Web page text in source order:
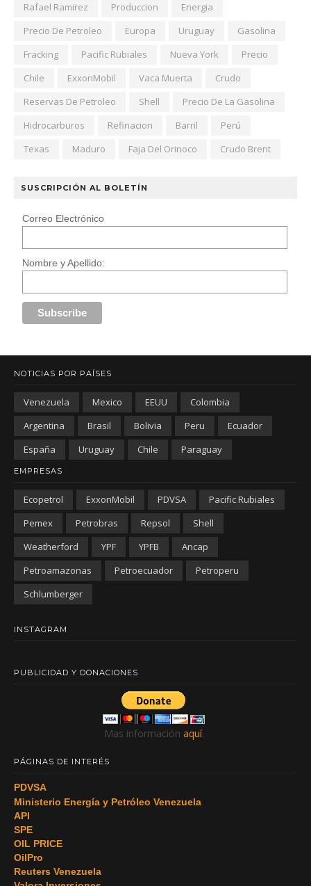
Rafael Ramirez
Produccion
Energia
Precio De Petroleo
Europa Uruguay
Gasolina
Fracking
Pacific Rubiales Nueva York
Precio
Chile
ExxonMobil Vaca Muerta
Crudo
Reservas De Petroleo
Shell
Precio De La Gasolina
Hidrocarburos
Refinacion Barril
Perú
Texas
Maduro Faja Del Orinoco Crudo Brent
SUSCRIPCIÓN AL BOLETÍN
Correo Electrónico
Nombre y Apellido:
NOTICIAS POR PAÍSES
Venezuela Mexico EEUU
Colombia
Argentina
Brasil Bolivia Peru
Ecuador
España
Uruguay Chile Paraguay
EMPRESAS
Ecopetrol ExxonMobil PDVSA
Pacific Rubiales
Pemex
Petrobras Repsol
Shell
Weatherford
YPF YPFB
Ancap
Petroamazonas
Petroecuador
Petroperu
Schlumberger
INSTAGRAM
PUBLICIDAD Y DONACIONES
Mas información aquí.
PÁGINAS DE INTERÉS
PDVSA
Ministerio Energía y Petróleo Venezuela
API
SPE
OIL PRICE
OilPro
Reuters Venezuela